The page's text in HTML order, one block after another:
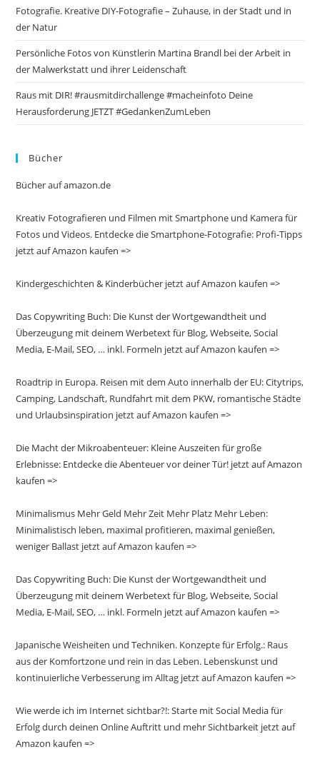
Fotografie. Kreative DIY-Fotografie – Zuhause, in der Stadt und in
der Natur
Persönliche Fotos von Künstlerin Martina Brandl bei der Arbeit in
der Malwerkstatt und ihrer Leidenschaft
Raus mit DIR! #rausmitdirchallenge #macheinfoto Deine
Herausforderung JETZT #GedankenZumLeben
Bücher
Bücher auf amazon.de
Kreativ Fotografieren und Filmen mit Smartphone und Kamera für
Fotos und Videos. Entdecke die Smartphone-Fotografie: Profi-Tipps
jetzt auf Amazon kaufen =>
Kindergeschichten & Kinderbücher jetzt auf Amazon kaufen =>
Das Copywriting Buch: Die Kunst der Wortgewandtheit und
Überzeugung mit deinem Werbetext für Blog, Webseite, Social
Media, E-Mail, SEO, … inkl. Formeln jetzt auf Amazon kaufen =>
Roadtrip in Europa. Reisen mit dem Auto innerhalb der EU: Citytrips,
Camping, Landschaft, Rundfahrt mit dem PKW, romantische Städte
und Urlaubsinspiration jetzt auf Amazon kaufen =>
Die Macht der Mikroabenteuer: Kleine Auszeiten für große
Erlebnisse: Entdecke die Abenteuer vor deiner Tür! jetzt auf Amazon
kaufen =>
Minimalismus Mehr Geld Mehr Zeit Mehr Platz Mehr Leben:
Minimalistisch leben, maximal profitieren, maximal genießen,
weniger Ballast jetzt auf Amazon kaufen =>
Das Copywriting Buch: Die Kunst der Wortgewandtheit und
Überzeugung mit deinem Werbetext für Blog, Webseite, Social
Media, E-Mail, SEO, … inkl. Formeln jetzt auf Amazon kaufen =>
Japanische Weisheiten und Techniken. Konzepte für Erfolg.: Raus
aus der Komfortzone und rein in das Leben. Lebenskunst und
kontinuierliche Verbesserung im Alltag jetzt auf Amazon kaufen =>
Wie werde ich im Internet sichtbar?!: Starte mit Social Media für
Erfolg durch deinen Online Auftritt und mehr Sichtbarkeit jetzt auf
Amazon kaufen =>